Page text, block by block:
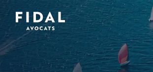
Aller
au
contenu
principalRechercher un mot clé, un